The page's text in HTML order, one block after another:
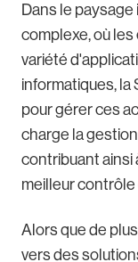
Dans le
complexe, où
variété
informatiques, la
pour gérer ces
charge la
contribuant ainsi
meilleur
Alors que de
vers des